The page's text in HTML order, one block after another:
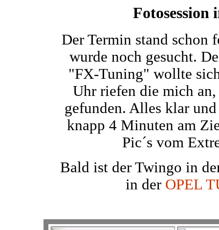
Der Termin stand schon
wurde noch gesucht.
"FX-Tuning" wollte
Uhr riefen die mich
gefunden. Alles klar
knapp 4 Minuten am
Pic´s vom
Bald ist der Twingo in
in der OPEL